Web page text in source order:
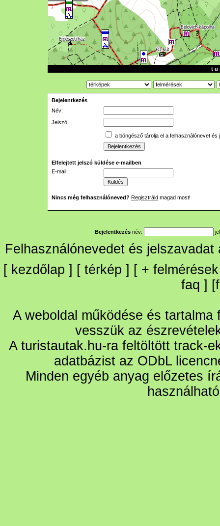
t u
Bejelentkezés
Név:
Jelszó:
a böngésző tárolja el a felhasználónevet és
Elfelejtett jelszó küldése e-mailben
E-mail:
Nincs még felhasználóneved? Regisztráld magad most!
Bejelentkezés név:
Felhasználónevedet és
[ kezdőlap ] [ térkép ] [ + felmérések
faq ] [
A weboldal működése és
vesszük az
A turistautak.hu-ra feltöltött track-
adatbázist az ODbL
Minden egyéb anyag előzetes